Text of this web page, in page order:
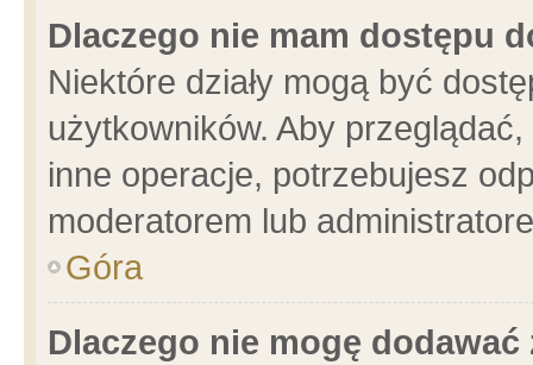
Dlaczego nie mam dostępu
Niektóre działy mogą być
użytkowników. Aby
inne operacje, potrzebujesz
moderatorem lub
Góra
Dlaczego nie mogę dodawać